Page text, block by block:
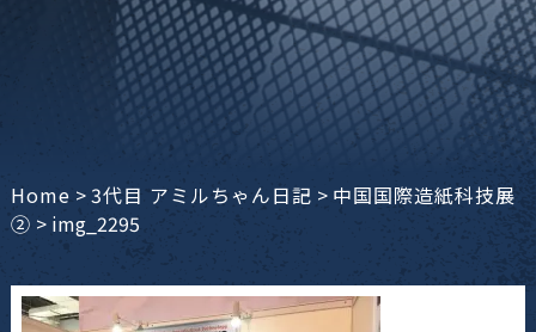
Home >3代目 アミルちゃん日記 > 中国国際造紙科技展
② > img_2295